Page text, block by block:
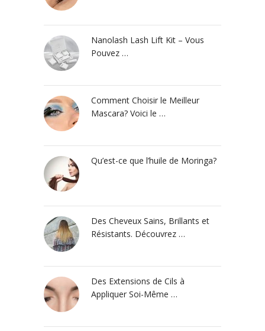
Nanolash Lash Lift Kit – Vous
Pouvez …
Comment Choisir le Meilleur
Mascara? Voici le …
Qu’est-ce que l’huile de Moringa?
Des Cheveux Sains, Brillants et
Résistants. Découvrez …
Des Extensions de Cils à
Appliquer Soi-Même …